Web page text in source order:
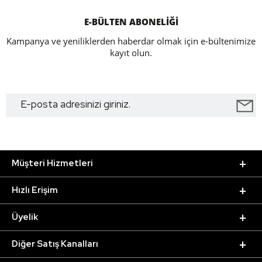
E-BÜLTEN ABONELİĞİ
Kampanya ve yeniliklerden haberdar olmak için e-bültenimize
kayıt olun.
Müşteri Hizmetleri
Hızlı Erişim
Üyelik
Diğer Satış Kanalları